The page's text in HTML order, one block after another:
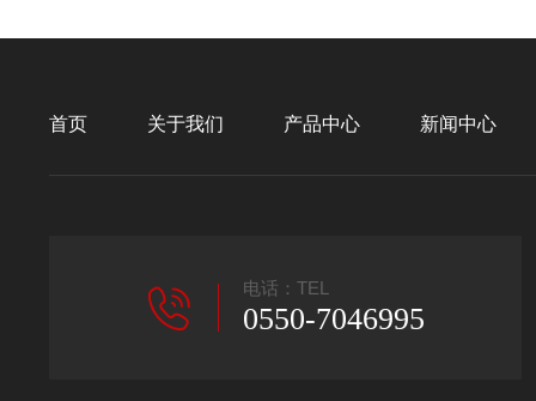
首页 关于我们 产品中心 新闻中心
电话：TEL
0550-7046995